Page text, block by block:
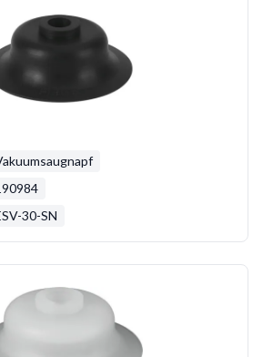
30-SN